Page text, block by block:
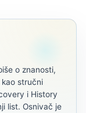
o znanosti,
kao stručni
i History
list. Osnivač je